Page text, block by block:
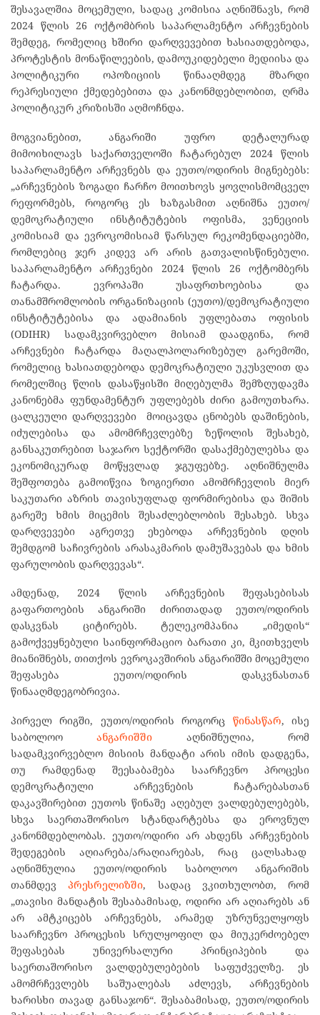
შესავალშია მოცემული, სადაც კომისია აღნიშნავს, რომ
2024 წლის 26 ოქტომბრის საპარლამენტო არჩევნების
შემდეგ, რომელიც ხშირი დარღვევებით ხასიათდებოდა,
პროტესტის მონაწილეების, დამოუკიდებელი მედიისა და
პოლიტიკური ოპოზიციის წინააღმდეგ მზარდი
რეპრესიული ქმედებებითა და კანონმდებლობით, ღრმა
პოლიტიკურ კრიზისში აღმოჩნდა.
მოგვიანებით, ანგარიში უფრო დეტალურად
მიმოიხილავს საქართველოში ჩატარებულ 2024 წლის
საპარლამენტო არჩევნებს და ეუთო/ოდირის მიგნებებს:
„არჩევნების ზოგადი ჩარჩო მოითხოვს ყოვლისმომცველ
რეფორმებს, როგორც ეს ხაზგასმით აღნიშნა ეუთო/
დემოკრატიული ინსტიტუტების ოფისმა, ვენეციის
კომისიამ და ევროკომისიამ წარსულ რეკომენდაციებში,
რომლებიც ჯერ კიდევ არ არის გათვალისწინებული.
საპარლამენტო არჩევნები 2024 წლის 26 ოქტომბერს
ჩატარდა. ევროპაში უსაფრთხოებისა და
თანამშრომლობის ორგანიზაციის (ეუთო)/დემოკრატიული
ინსტიტუტებისა და ადამიანის უფლებათა ოფისის
(ODIHR) სადამკვირვებლო მისიამ დაადგინა, რომ
არჩევნები ჩატარდა მაღალპოლარიზებულ გარემოში,
რომელიც ხასიათდებოდა დემოკრატიული უკუსვლით და
რომელშიც წლის დასაწყისში მიღებულმა შემზღუდავმა
კანონებმა ფუნდამენტურ უფლებებს ძირი გამოუთხარა.
ცალკეული დარღვევები მოიცავდა ცნობებს დაშინების,
იძულებისა და ამომრჩევლებზე ზეწოლის შესახებ,
განსაკუთრებით საჯარო სექტორში დასაქმებულებსა და
ეკონომიკურად მოწყვლად ჯგუფებზე. აღნიშნულმა
შეშფოთება გამოიწვია ზოგიერთი ამომრჩევლის მიერ
საკუთარი აზრის თავისუფლად ფორმირებისა და შიშის
გარეშე ხმის მიცემის შესაძლებლობის შესახებ. სხვა
დარღვევები აგრეთვე ეხებოდა არჩევნების დღის
შემდგომ საჩივრების არასაკმარის დამუშავებას და ხმის
ფარულობის დარღვევას“.
ამდენად, 2024 წლის არჩევნების შეფასებისას
გაფართოების ანგარიში ძირითადად ეუთო/ოდირის
დასკვნას ციტირებს. ტელეკომპანია „იმედის“
გამოქვეყნებული საინფორმაციო ბარათი კი, მკითხველს
მიანიშნებს, თითქოს ევროკავშირის ანგარიშში მოცემული
შეფასება ეუთო/ოდირის დასკვნასთან
წინააღმდეგობრივია.
პირველ რიგში, ეუთო/ოდირის როგორც წინასწარ, ისე
საბოლოოანგარიშში აღნიშნულია, რომ
სადამკვირვებლო მისიის მანდატი არის იმის დადგენა,
თუ რამდენად შეესაბამება საარჩევნო პროცესი
დემოკრატიული არჩევნების ჩატარებასთან
დაკავშირებით ეუთოს წინაშე აღებულ ვალდებულებებს,
სხვა საერთაშორისო სტანდარტებსა და ეროვნულ
კანონმდებლობას. ეუთო/ოდირი არ ახდენს არჩევნების
შედეგების აღიარება/არაღიარებას, რაც ცალსახად
აღნიშნულია ეუთო/ოდირის საბოლოო ანგარიშის
თანმდევპრესრელიზში, სადაც ვკითხულობთ, რომ
„თავისი მანდატის შესაბამისად, ოდირი არ აღიარებს ან
არ ამტკიცებს არჩევნებს, არამედ უზრუნველყოფს
საარჩევნო პროცესის სრულყოფილ და მიუკერძოებელ
შეფასებას უნივერსალური პრინციპების და
საერთაშორისო ვალდებულებების საფუძველზე. ეს
ამომრჩევლებს საშუალებას აძლევს, არჩევნების
ხარისხი თავად განსაჯონ“. შესაბამისად, ეუთო/ოდირის